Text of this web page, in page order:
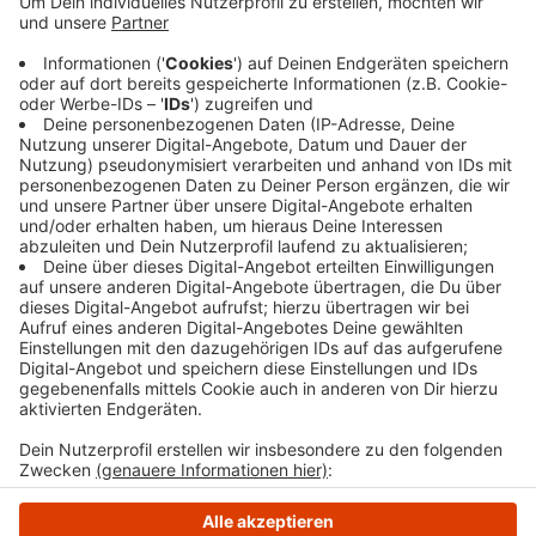
und der EN-Agentur. Ziel der Aktion ist es, den
Ennepe-Ruhr-Kreis bis 2030 klimaneutral zu
machen. Viele Unternehmen haben das Angebot
angenommen - daher soll es nun weitere Termine
geben.
Veröffentlicht:Mittwoch, 26.04.2023 10:00
Anzeige
Anzeige